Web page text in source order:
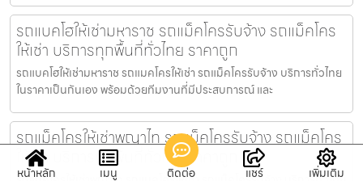
รถแบคโฮให้เช่ามหาราช รถแม็คโครรับจ้าง รถแม็คโคร
ให้เช่า บริการทุกพื้นที่ทั่วไทย ราคาถูก
รถแบคโฮให้เช่ามหาราช รถแมคโครให้เช่า รถแม็คโครรับจ้าง บริการทั่วไทย
ในราคาเป็นกันเอง พร้อมด้วยทีมงานที่มีประสบการณ์ และ
รถแม็คโครให้เช่าพญาไท รถแม็คโครรับจ้าง รถแม็คโคร
ให้เช่า บริการทุกพื้นที่ทั่วไทย ราคาถูก
หน้าหลัก เมนู ติดต่อ แชร์ เพิ่มเติม